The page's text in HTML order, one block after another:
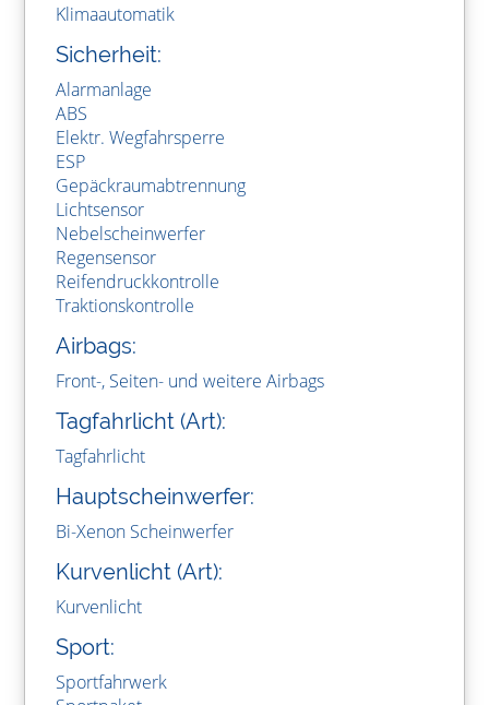
Klimaautomatik
Sicherheit:
Alarmanlage
ABS
Elektr. Wegfahrsperre
ESP
Gepäckraumabtrennung
Lichtsensor
Nebelscheinwerfer
Regensensor
Reifendruckkontrolle
Traktionskontrolle
Airbags:
Front-, Seiten- und weitere Airbags
Tagfahrlicht (Art):
Tagfahrlicht
Hauptscheinwerfer:
Bi-Xenon Scheinwerfer
Kurvenlicht (Art):
Kurvenlicht
Sport:
Sportfahrwerk